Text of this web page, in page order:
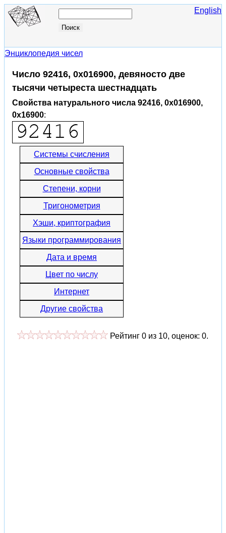
English
Энциклопедия чисел
Число 92416, 0x016900, девяносто две
тысячи четыреста шестнадцать
Свойства натурального числа 92416, 0x016900,
0x16900:
Системы счисления
Основные свойства
Степени, корни
Тригонометрия
Хэши, криптография
Языки программирования
Дата и время
Цвет по числу
Интернет
Другие свойства
Рейтинг 0 из 10, оценок: 0.